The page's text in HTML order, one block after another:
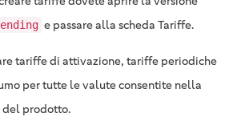
e passare alla scheda Tariffe.
tariffe di attivazione, tariffe periodiche
per tutte le valute consentite nella
prodotto.